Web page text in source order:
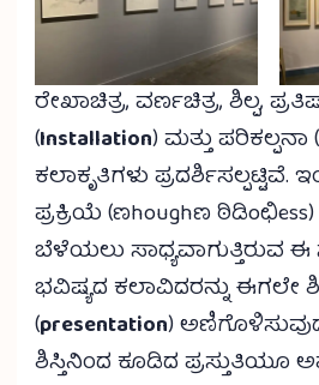
ರೇಖಾಚಿತ್ರ, ವರ್ಣಚಿತ್ರ, ಶಿಲ್ಪ,
(Installation) ಮತ್ತು ಪರಿಕಲ್ಪನಾ (
ಕಲಾಕೃತಿಗಳು
ಪ್ರಕ್ರಿಯೆ (ಣhoughಣ
ಬೆಳೆಯಲು ಸಾಧ್ಯವಾಗುತ್ತಿರುವ ಈ
ಭವಿಷ್ಯದ ಕಲಾವಿದರನ್ನು ಈಗಲೇ
(presentation)
ಶಿಸ್ತಿನಿಂದ ಕೂಡಿದ ಪ್ರಸ್ತುತಿಯೂ